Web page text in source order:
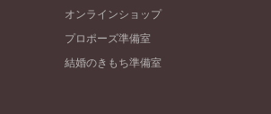
オンラインショップ
プロポーズ準備室
結婚のきもち準備室